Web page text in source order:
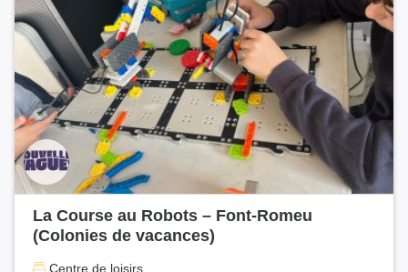
La Course au Robots – Font-Romeu
(Colonies de vacances)
Centre de loisirs